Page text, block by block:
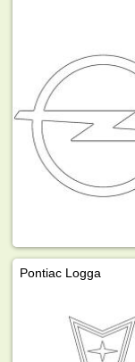
Pontiac Logga